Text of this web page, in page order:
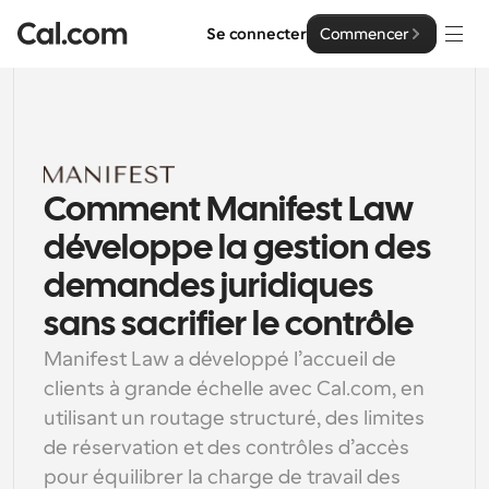
Se connecter Commencer
Solutions
Par taille d'équipe
Pour les particuliers
Planification personnelle simplifiée
Pour les équipes
Planification collaborative pour les groupes
Pour les organisations
Planification pour les grandes équipes, avec plus de
contrôle et de sécurité
Pour les entreprises
Entreprise
Développeur
Documentation des développeurs
Documentation pour la plateforme Cal.com
API
Police : Cal Sans UI et texte
Notre propre police de caractères variable pour la
Cal.ai
Tarification
Comment Manifest Law
développe la gestion des
demandes juridiques
sans sacrifier le contrôle
Manifest Law a développé l’accueil de
clients à grande échelle avec Cal.com, en
utilisant un routage structuré, des limites
de réservation et des contrôles d’accès
pour équilibrer la charge de travail des